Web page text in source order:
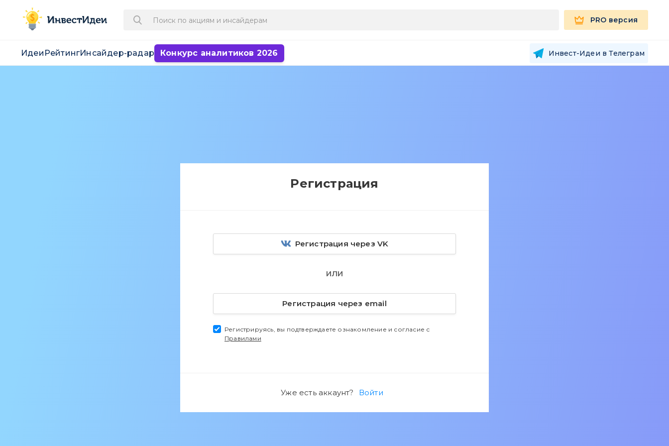
PRO версия
Идеи РейтингИнсайдер-радар Конкурс аналитиков 2026 Инвест-Идеи в Телеграм
Регистрация
Регистрация через VK
ИЛИ
Регистрация через email
Регистрируясь, вы подтверждаете ознакомление и согласие с
Правилами
Уже есть аккаунт? Войти